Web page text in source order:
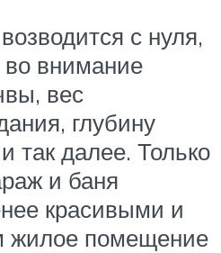
с нуля,
внимание
вес
глубину
так далее. Только
и баня
красивыми и
жилое помещение